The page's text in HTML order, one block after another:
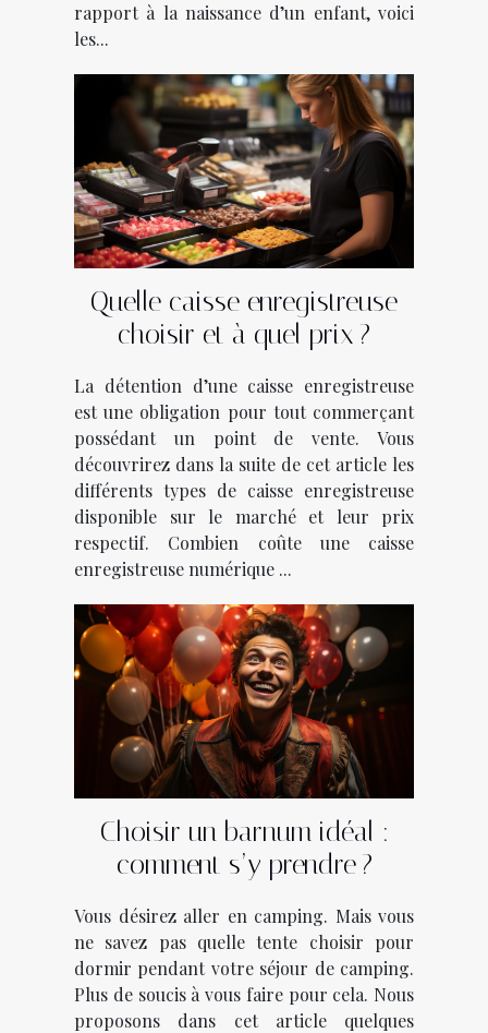
rapport à la naissance d’un enfant, voici
les...
Quelle caisse enregistreuse
choisir et à quel prix ?
La détention d’une caisse enregistreuse
est une obligation pour tout commerçant
possédant un point de vente. Vous
découvrirez dans la suite de cet article les
différents types de caisse enregistreuse
disponible sur le marché et leur prix
respectif. Combien coûte une caisse
enregistreuse numérique ...
Choisir un barnum idéal :
comment s’y prendre ?
Vous désirez aller en camping. Mais vous
ne savez pas quelle tente choisir pour
dormir pendant votre séjour de camping.
Plus de soucis à vous faire pour cela. Nous
proposons dans cet article quelques